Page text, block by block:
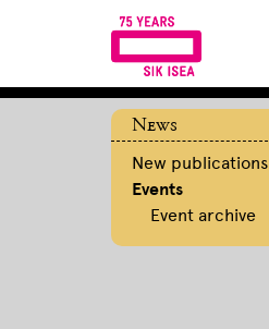
News
New publications
Events
Event archive